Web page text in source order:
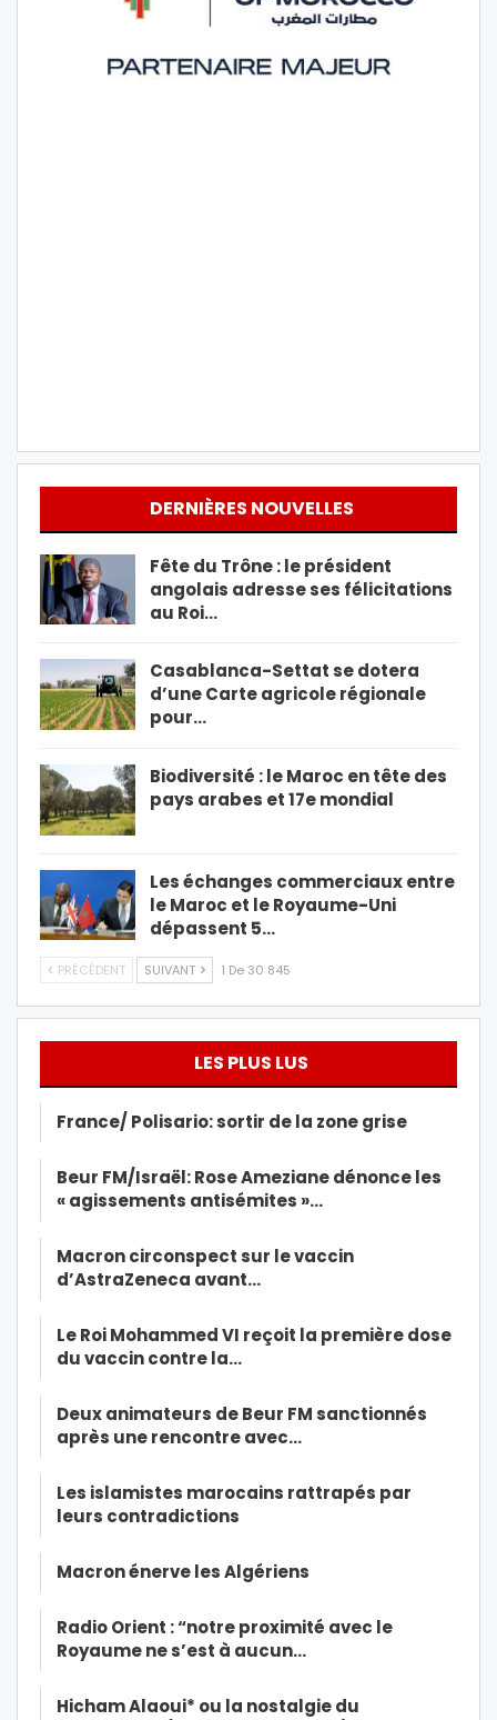
DERNIÈRES NOUVELLES
Fête du Trône : le président
angolais adresse ses félicitations
au Roi…
Casablanca-Settat se dotera
d’une Carte agricole régionale
pour…
Biodiversité : le Maroc en tête des
pays arabes et 17e mondial
Les échanges commerciaux entre
le Maroc et le Royaume-Uni
dépassent 5…
PRÉCÉDENT SUIVANT 1 De 30 845
LES PLUS LUS
France/ Polisario: sortir de la zone grise
Beur FM/Israël: Rose Ameziane dénonce les
« agissements antisémites »…
Macron circonspect sur le vaccin
d’AstraZeneca avant…
Le Roi Mohammed VI reçoit la première dose
du vaccin contre la…
Deux animateurs de Beur FM sanctionnés
après une rencontre avec…
Les islamistes marocains rattrapés par
leurs contradictions
Macron énerve les Algériens
Radio Orient : “notre proximité avec le
Royaume ne s’est à aucun…
Hicham Alaoui* ou la nostalgie du